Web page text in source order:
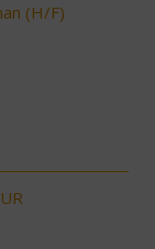
(H/F)